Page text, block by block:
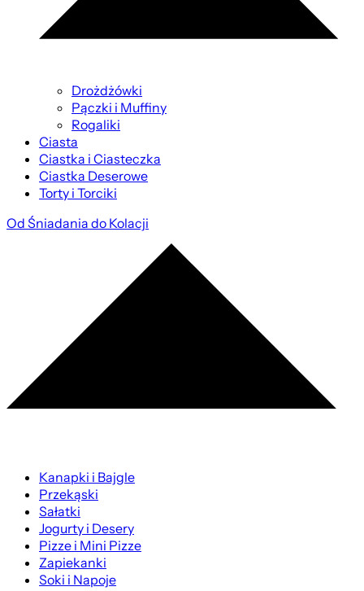
Drożdżówki
Pączki i Muffiny
Rogaliki
Ciasta
Ciastka i Ciasteczka
Ciastka Deserowe
Torty i Torciki
Od Śniadania do Kolacji
Kanapki i Bajgle
Przekąski
Sałatki
Jogurty i Desery
Pizze i Mini Pizze
Zapiekanki
Soki i Napoje